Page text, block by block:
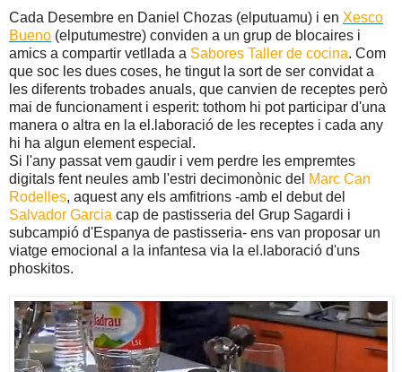
Cada Desembre en Daniel Chozas (elputuamu) i en Xesco
Bueno (elputumestre) conviden a un grup de blocaires i
amics a compartir vetllada a Sabores Taller de cocina. Com
que soc les dues coses, he tingut la sort de ser convidat a
les diferents trobades anuals, que canvien de receptes però
mai de funcionament i esperit: tothom hi pot participar d'una
manera o altra en la el.laboració de les receptes i cada any
hi ha algun element especial.
Si l'any passat vem gaudir i vem perdre les empremtes
digitals fent neules amb l'estri decimonònic del Marc Can
Rodelles, aquest any els amfitrions -amb el debut del
Salvador Garcia cap de pastisseria del Grup Sagardi i
subcampió d'Espanya de pastisseria- ens van proposar un
viatge emocional a la infantesa via la el.laboració d'uns
phoskitos.